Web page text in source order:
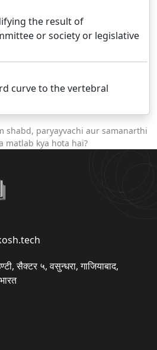
the result of
or society or legislative
curve to the vertebral
shabd, paryayvachi aur samanarthi
matlab kya hota hai?
सैक्टर ५, वसुन्धरा, गाजियाबाद,